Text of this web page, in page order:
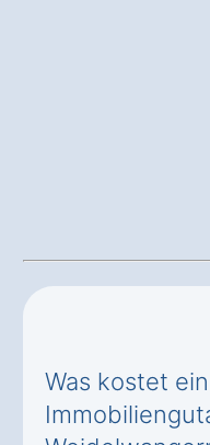
Was kostet ein